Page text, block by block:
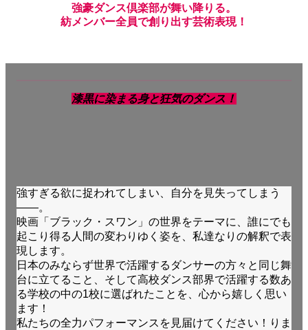
強豪ダンス倶楽部が舞い降りる。
紡メンバー全員で創 り 出す芸術表現！
漆黒に染まる身と狂気のダンス！
強すぎる欲に捉われてしまい、自分を見失ってしまう
――。
映画「ブラック・スワン」の世界をテーマに、誰にでも
起こり得る人間の変わりゆく姿を、私達なりの解釈で表
現します。
日本のみならず世界で活躍するダンサーの方々と同じ舞
台に立てること、そして高校ダンス部界で活躍する数あ
る学校の中の1校に選ばれたことを、心から嬉しく思い
ます！
私たちの全力パフォーマンスを見届けてください！りま